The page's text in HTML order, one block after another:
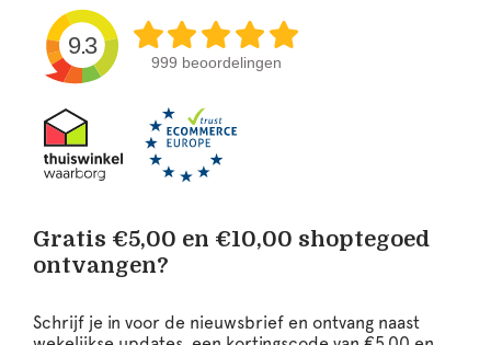
9.3
999 beoordelingen
Gratis €5,00 en €10,00 shoptegoed
ontvangen?
Schrijf je in voor de nieuwsbrief en ontvang naast